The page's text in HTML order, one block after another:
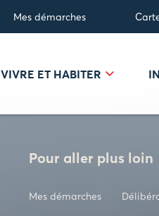
Mes démarches
VIVRE ET HABITER
Pour aller plus loin
Mes démarches